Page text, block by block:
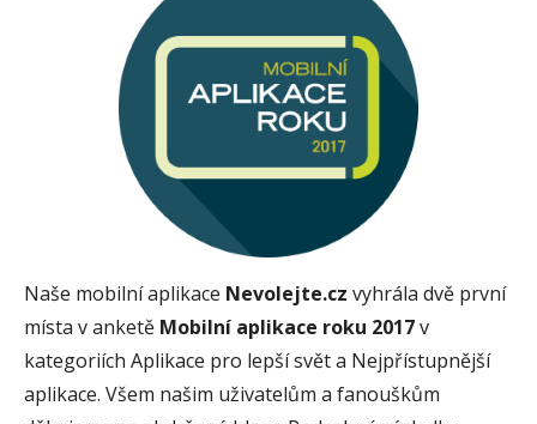
Naše mobilní aplikace Nevolejte.cz vyhrála dvě první
místa v anketě Mobilní aplikace roku 2017v
kategoriích Aplikace pro lepší svět a Nejpřístupnější
aplikace. Všem našim uživatelům a fanouškům